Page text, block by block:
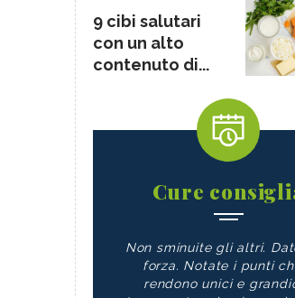
9 cibi salutari
con un alto
contenuto di...
Cure
Non sminuite gli altri.
forza. Notate i punti
rendono unici e